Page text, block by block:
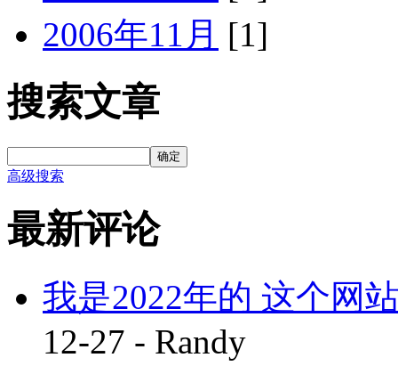
2006年11月 [1]
搜索文章
确定
高级搜索
最新评论
我是2022年的 这个网
12-27 - Randy